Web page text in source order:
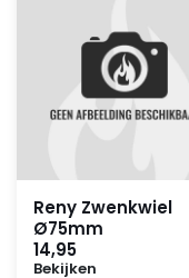
Reny Zwenkwiel
Ø75mm
14,95
Bekijken